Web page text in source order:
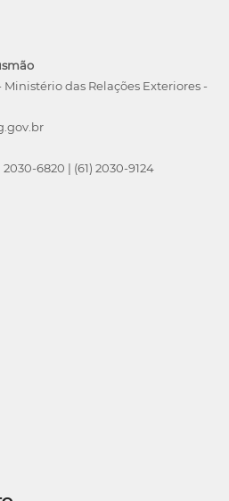
das Relações Exteriores -
2030-6820 | (61) 2030-9124